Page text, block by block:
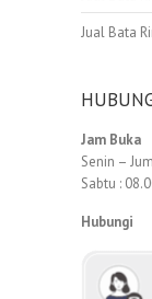
Jual Bata
Jam Buka
Senin –
Sabtu :
Hubungi